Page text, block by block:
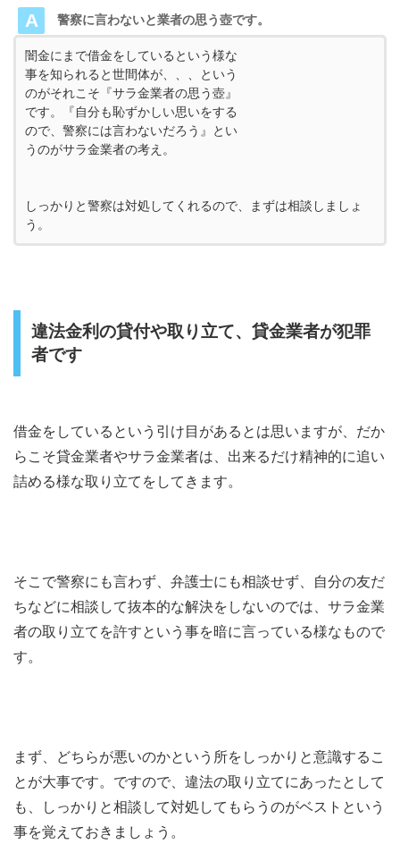
警察に言わないと業者の思う壺です。
闇金にまで借金をしているという様な
事を知られると世間体が、、、という
のがそれこそ『サラ金業者の思う壺』
です。『自分も恥ずかしい思いをする
ので、警察には言わないだろう』とい
うのがサラ金業者の考え。
しっかりと警察は対処してくれるので、まずは相談しましょ
う。
違法金利の貸付や取り立て、貸金業者が犯罪
者です
借金をしているという引け目があるとは思いますが、だか
らこそ貸金業者やサラ金業者は、出来るだけ精神的に追い
詰める様な取り立てをしてきます。
そこで警察にも言わず、弁護士にも相談せず、自分の友だ
ちなどに相談して抜本的な解決をしないのでは、サラ金業
者の取り立てを許すという事を暗に言っている様なもので
す。
まず、どちらが悪いのかという所をしっかりと意識するこ
とが大事です。ですので、違法の取り立てにあったとして
も、しっかりと相談して対処してもらうのがベストという
事を覚えておきましょう。